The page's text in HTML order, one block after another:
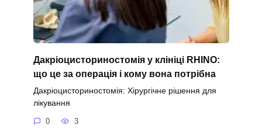
Дакріоцисториностомія у клініці RHINO:
що це за операція і кому вона потрібна
Дакріоцисториностомія: Хірургічне рішення для
лікування
0 3